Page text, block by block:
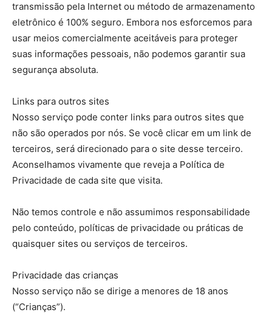
transmissão pela Internet ou método de armazenamento
eletrônico é 100% seguro. Embora nos esforcemos para
usar meios comercialmente aceitáveis ​​para proteger
suas informações pessoais, não podemos garantir sua
segurança absoluta.
Links para outros sites
Nosso serviço pode conter links para outros sites que
não são operados por nós. Se você clicar em um link de
terceiros, será direcionado para o site desse terceiro.
Aconselhamos vivamente que reveja a Política de
Privacidade de cada site que visita.
Não temos controle e não assumimos responsabilidade
pelo conteúdo, políticas de privacidade ou práticas de
quaisquer sites ou serviços de terceiros.
Privacidade das crianças
Nosso serviço não se dirige a menores de 18 anos
(“Crianças”).